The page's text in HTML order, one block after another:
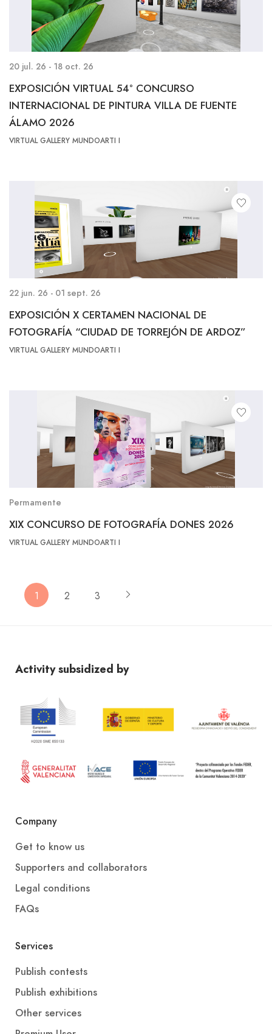
20 jul. 26 - 18 oct. 26
EXPOSICIÓN VIRTUAL 54° CONCURSO
INTERNACIONAL DE PINTURA VILLA DE FUENTE
ÁLAMO 2026
VIRTUAL GALLERY MUNDOARTI I
22 jun. 26 - 01 sept. 26
EXPOSICIÓN X CERTAMEN NACIONAL DE
FOTOGRAFÍA “CIUDAD DE TORREJÓN DE ARDOZ”
VIRTUAL GALLERY MUNDOARTI I
Permamente
XIX CONCURSO DE FOTOGRAFÍA DONES 2026
VIRTUAL GALLERY MUNDOARTI I
1 2 3
Activity subsidized by
Company
Get to know us
Supporters and collaborators
Legal conditions
FAQs
Services
Publish contests
Publish exhibitions
Other services